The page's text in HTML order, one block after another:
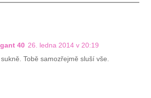
40 26. ledna 2014 v 20:19
Tobě samozřejmě sluší vše.